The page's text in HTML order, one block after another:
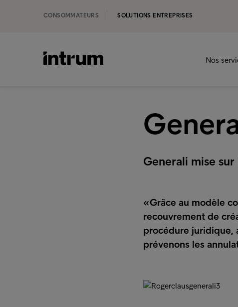
CONSOMMATEURS SOLUTIONS ENTREPRISES
Nos
Generali mise
«Grâce au modèle
recouvrement de
procédure juridique,
prévenons les